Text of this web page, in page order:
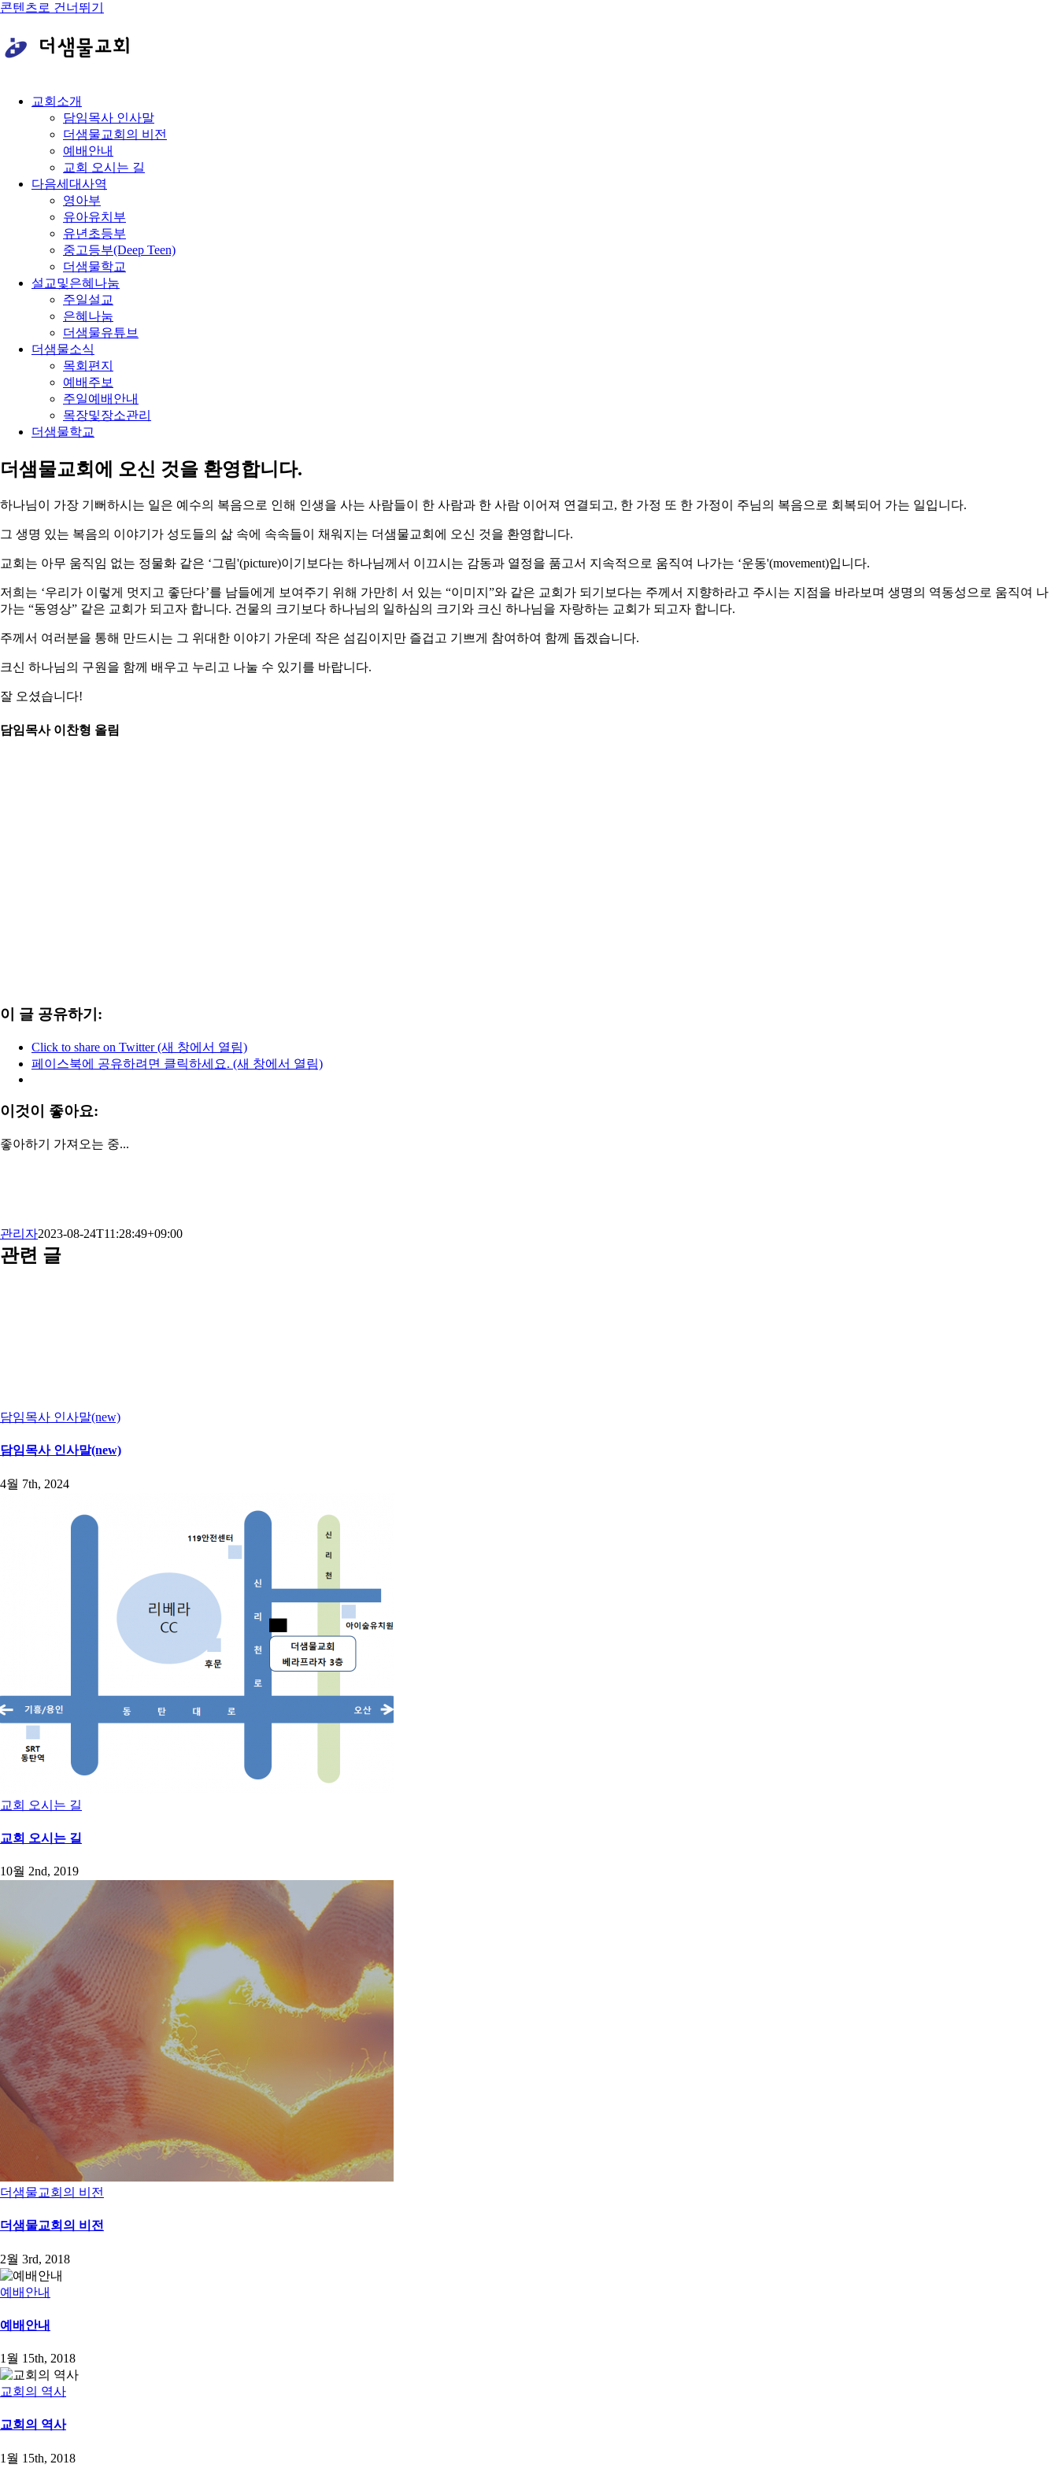
콘텐츠로 건너뛰기
교회소개
담임목사 인사말
더샘물교회의 비전
예배안내
교회 오시는 길
다음세대사역
영아부
유아유치부
유년초등부
중고등부(Deep Teen)
더샘물학교
설교및은혜나눔
주일설교
은혜나눔
더샘물유튜브
더샘물소식
목회편지
예배주보
주일예배안내
목장및장소관리
더샘물학교
더샘물교회에 오신 것을 환영합니다.
하나님이 가장 기뻐하시는 일은 예수의 복음으로 인해 인생을 사는 사람들이 한 사람과 한 사람 이어져 연결되고, 한 가정 또 한 가정이 주님의 복음으로 회복되어 가는 일입니다.
그 생명 있는 복음의 이야기가 성도들의 삶 속에 속속들이 채워지는 더샘물교회에 오신 것을 환영합니다.
교회는 아무 움직임 없는 정물화 같은 ‘그림'(picture)이기보다는 하나님께서 이끄시는 감동과 열정을 품고서 지속적으로 움직여 나가는 ‘운동'(movement)입니다.
저희는 ‘우리가 이렇게 멋지고 좋단다’를 남들에게 보여주기 위해 가만히 서 있는 “이미지”와 같은 교회가 되기보다는 주께서 지향하라고 주시는 지점을 바라보며 생명의 역동성으로 움직여 나
가는 “동영상” 같은 교회가 되고자 합니다. 건물의 크기보다 하나님의 일하심의 크기와 크신 하나님을 자랑하는 교회가 되고자 합니다.
주께서 여러분을 통해 만드시는 그 위대한 이야기 가운데 작은 섬김이지만 즐겁고 기쁘게 참여하여 함께 돕겠습니다.
크신 하나님의 구원을 함께 배우고 누리고 나눌 수 있기를 바랍니다.
잘 오셨습니다!
담임목사 이찬형 올림
이 글 공유하기:
Click to share on Twitter (새 창에서 열림)
페이스북에 공유하려면 클릭하세요. (새 창에서 열림)
이것이 좋아요:
좋아하기 가져오는 중...
관리자2023-08-24T11:28:49+09:00
관련 글
담임목사 인사말(new)
담임목사 인사말(new)
4월 7th, 2024
교회 오시는 길
교회 오시는 길
10월 2nd, 2019
더샘물교회의 비전
더샘물교회의 비전
2월 3rd, 2018
예배안내
예배안내
1월 15th, 2018
교회의 역사
교회의 역사
1월 15th, 2018